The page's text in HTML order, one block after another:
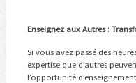
Enseignez aux Autres :
Si vous avez passé des
expertise que d’autres
l’opportunité